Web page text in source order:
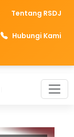
Tentang RSDJ
Hubungi Kami